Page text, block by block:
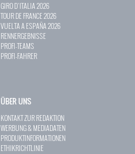
GIRO D`ITALIA 2026
TOUR DE FRANCE 2026
VUELTA A ESPAÑA 2026
RENNERGEBNISSE
PROFI-TEAMS
PROFI-FAHRER
ÜBER UNS
KONTAKT ZUR REDAKTION
WERBUNG & MEDIADATEN
PRODUKTINFORMATIONEN
ETHIKRICHTLINIE